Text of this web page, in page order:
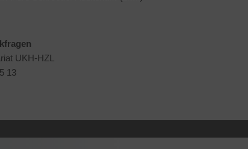
UKH-HZL
13